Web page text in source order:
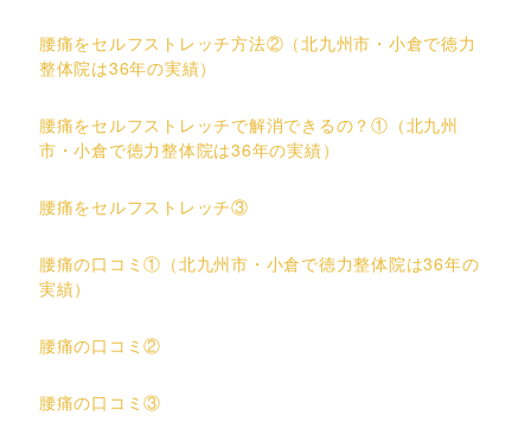
腰痛をセルフストレッチ方法②（北九州市・小倉で徳力
整体院は36年の実績）
腰痛をセルフストレッチで解消できるの？①（北九州
市・小倉で徳力整体院は36年の実績）
腰痛をセルフストレッチ③
腰痛の口コミ①（北九州市・小倉で徳力整体院は36年の
実績）
腰痛の口コミ②
腰痛の口コミ③